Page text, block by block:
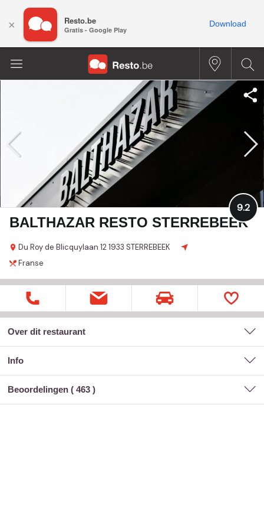
BALTHAZAR RESTO STERREBEEK
Du Roy de Blicquylaan 121933 STERREBEEK
9.2
Franse
Over dit restaurant
Info
Beoordelingen ( 463 )
× Resto.be
Gratis - Google Play
Download